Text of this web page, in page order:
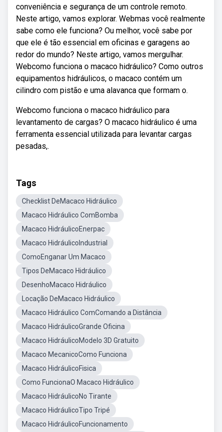
conveniência e segurança de um controle remoto.
Neste artigo, vamos explorar. Webmas você realmente
sabe como ele funciona? Ou melhor, você sabe por
que ele é tão essencial em oficinas e garagens ao
redor do mundo? Neste artigo, vamos mergulhar.
Webcomo funciona o macaco hidráulico? Como outros
equipamentos hidráulicos, o macaco contém um
cilindro com pistão e uma alavanca que formam o.
Webcomo funciona o macaco hidráulico para
levantamento de cargas? O macaco hidráulico é uma
ferramenta essencial utilizada para levantar cargas
pesadas,.
Tags
Checklist DeMacaco Hidráulico
Macaco Hidráulico ComBomba
Macaco HidráulicoEnerpac
Macaco HidráulicoIndustrial
ComoEnganar Um Macaco
Tipos DeMacaco Hidráulico
DesenhoMacaco Hidráulico
Locação DeMacaco Hidráulico
Macaco Hidráulico ComComando a Distância
Macaco HidráulicoGrande Oficina
Macaco HidráulicoModelo 3D Gratuito
Macaco MecanicoComo Funciona
Macaco HidráulicoFisica
Como FuncionaO Macaco Hidráulico
Macaco HidráulicoNo Tirante
Macaco HidráulicoTipo Tripé
Macaco HidráulicoFuncionamento